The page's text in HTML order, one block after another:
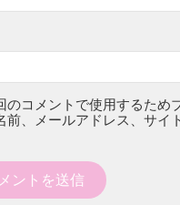
のコメントで使用するため
前、メールアドレス、サイ